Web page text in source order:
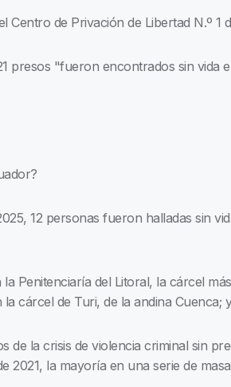
de Privación de Libertad N.º 1
presos "fueron encontrados sin vida
12 personas fueron halladas sin
Penitenciaría del Litoral, la cárcel
cárcel de Turi, de la andina
de la crisis de violencia criminal sin
2021, la mayoría en una serie de